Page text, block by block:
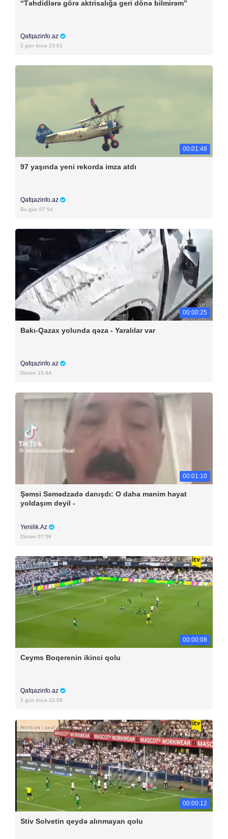
“Təhdidlərə görə aktrisalığa geri dönə bilmirəm”
Qafqazinfo.az
2 gün öncə 23:01
00:01:48
97 yaşında yeni rekorda imza atdı
Qafqazinfo.az
Bu gün 07:54
00:00:25
Bakı-Qazax yolunda qəza - Yaralılar var
Qafqazinfo.az
Dünən 15:44
00:01:10
Şəmsi Səmədzadə danışdı: O daha mənim həyat
yoldaşım deyil -
Yenilik.Az
Dünən 07:56
00:00:08
Ceyms Boqerenin ikinci qolu
Qafqazinfo.az
2 gün öncə 22:58
00:00:12
Stiv Solvetin qeydə alınmayan qolu